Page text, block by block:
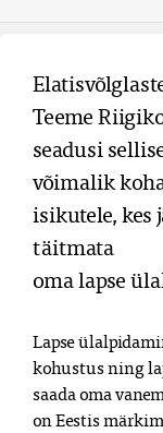
Teeme
seadusi
võimalik
isikutele, kes
täitmata
oma lapse
Lapse
kohustus ning
saada oma
on Eestis